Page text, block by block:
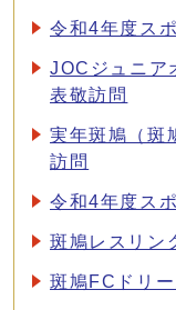
令和4年度ス
JOCジュニア
表敬訪問
実年斑鳩（斑
訪問
令和4年度ス
斑鳩レスリン
斑鳩FCドリ